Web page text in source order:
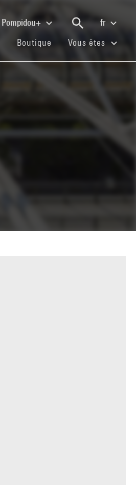
Pompidou+
fr
(current)
Boutique (current)
Vous êtes